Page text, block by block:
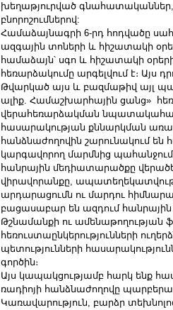
խեղաթյուրված
բնորոշումներով:
Համաձայնագրի 6-րդ հոդվածը
ազգային տոների և հիշատակի
համաձայն՝ սգո և հիշատակի
հեռարձակումը արգելվում է։ Այս
Թվարկած այս և բազմաթիվ այլ
ալիք. Համաշխարհային ցանց»
վերահեռարձակման
հասարակության քննարկման
հանձնաժողովին շարունակում են
կարգավորող մարմնից
հանրային մեդիատարածքը
վիրավորանքը,
արդարացումն ու մարդու
բացասաբար են ազդում հանրային
Թշնամանքի ու ամենաթողության
հեռուստաընկերությունների
պետությունների
գործին։
Այս կապակցությամբ հարկ ենք
ռադիոյի հանձնաժողովը
Կառավարություն, բարձր